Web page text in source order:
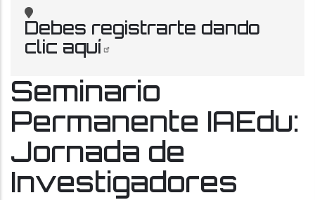
Debes registrarte dando
clic aquí
Seminario
Permanente IAEdu:
Jornada de
Investigadores